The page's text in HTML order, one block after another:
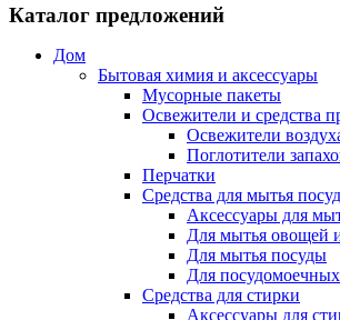
Каталог предложений
Дом
Бытовая химия и аксессуары
Мусорные пакеты
Освежители и средства
Освежители
Поглотители
Перчатки
Средства для мытья
Аксессуары для
Для мытья овощей
Для мытья посуды
Для
Средства для стирки
Аксессуары для